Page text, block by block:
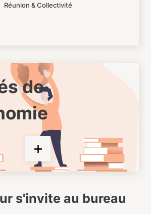
Réunion & Collectivité
de
s'invite au bureau